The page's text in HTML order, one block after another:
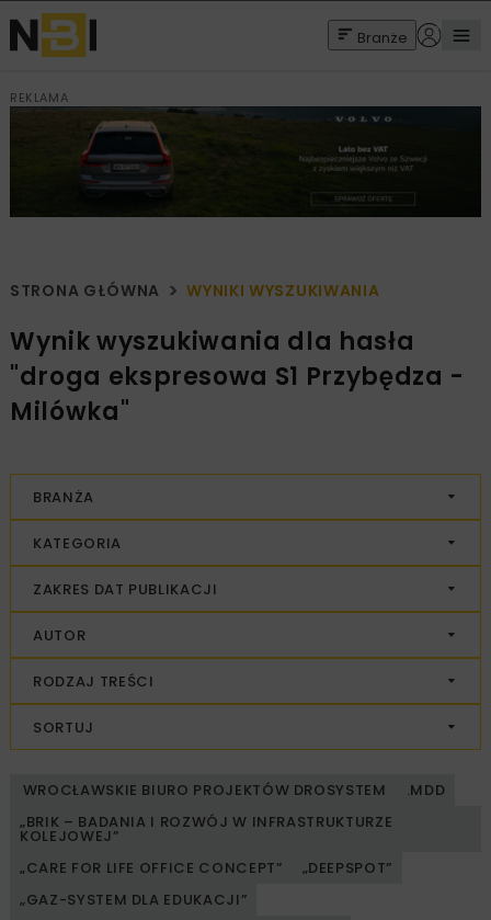
Branże
REKLAMA
STRONA GŁÓWNA WYNIKI WYSZUKIWANIA
Wynik wyszukiwania dla hasła
"droga ekspresowa S1 Przybędza -
Milówka"
BRANŻA
KATEGORIA
ZAKRES DAT PUBLIKACJI
AUTOR
RODZAJ TREŚCI
SORTUJ
WROCŁAWSKIE BIURO PROJEKTÓW DROSYSTEM
.MDD
„BRIK – BADANIA I ROZWÓJ W INFRASTRUKTURZE
KOLEJOWEJ”
„CARE FOR LIFE OFFICE CONCEPT”
„DEEPSPOT”
„GAZ-SYSTEM DLA EDUKACJI”